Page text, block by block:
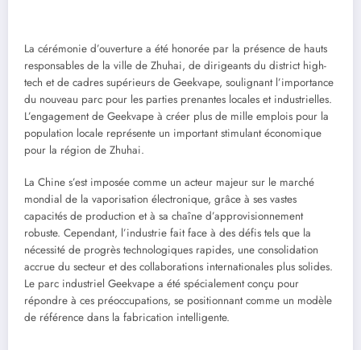
La cérémonie d’ouverture a été honorée par la présence de hauts
responsables de la ville de Zhuhai, de dirigeants du district high-
tech et de cadres supérieurs de Geekvape, soulignant l’importance
du nouveau parc pour les parties prenantes locales et industrielles.
L’engagement de Geekvape à créer plus de mille emplois pour la
population locale représente un important stimulant économique
pour la région de Zhuhai.
La Chine s’est imposée comme un acteur majeur sur le marché
mondial de la vaporisation électronique, grâce à ses vastes
capacités de production et à sa chaîne d’approvisionnement
robuste. Cependant, l’industrie fait face à des défis tels que la
nécessité de progrès technologiques rapides, une consolidation
accrue du secteur et des collaborations internationales plus solides.
Le parc industriel Geekvape a été spécialement conçu pour
répondre à ces préoccupations, se positionnant comme un modèle
de référence dans la fabrication intelligente.